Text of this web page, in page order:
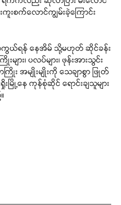
းကူးစက်လောင်ကျွမ်းခဲ့ကြောင်း
ကွယ်ရန် နေအိမ် သို့မဟုတ် ဆိုင်ခန်း
များ၊ ပလပ်များ၊ ဖုန်းအားသွင်း
ကြိုး အမျိုးမျိုးကို သေချာစွာ ဖြုတ်
မြို့နေ ကုန်စုံဆိုင် ရောင်းချသူများ